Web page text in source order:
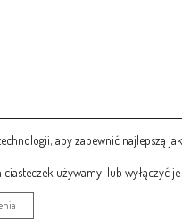
aby zapewnić najlepszą
używamy, lub wyłączyć